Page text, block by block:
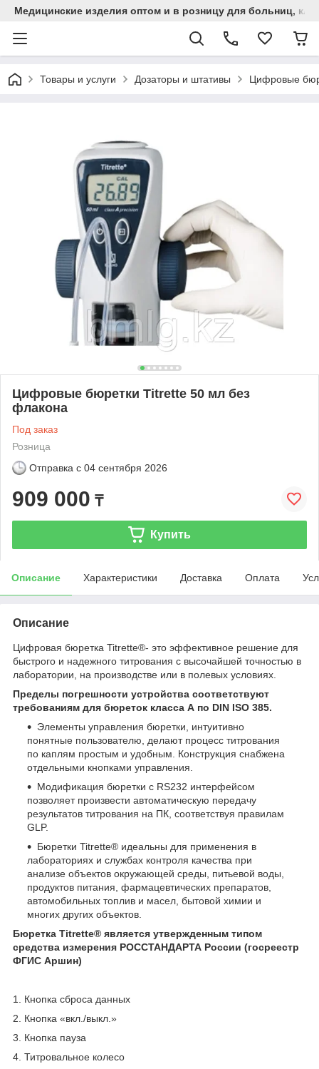
Медицинские изделия оптом и в розницу для больниц,
Товары и услуги Дозаторы и штативы Цифровые
Цифровые бюретки Titrette 50 мл без
флакона
Под заказ
Розница
Отправка с 04 сентября 2026
909 000 ₸
Купить
Описание Характеристики Доставка Оплата
Описание
Цифровая бюретка Titrette®- это эффективное решение для
быстрого и надежного титрования с высочайшей точностью в
лаборатории, на производстве или в полевых условиях.
Пределы погрешности устройства соответствуют
требованиям для бюреток класса А по DIN ISO 385.
Элементы управления бюретки, интуитивно
понятные пользователю, делают процесс титрования
по каплям простым и удобным. Конструкция снабжена
отдельными кнопками управления.
Модификация бюретки с RS232 интерфейсом
позволяет произвести автоматическую передачу
результатов титрования на ПК, соответствуя правилам
GLP.
Бюретки Titrette® идеальны для применения в
лабораториях и службах контроля качества при
анализе объектов окружающей среды, питьевой воды,
продуктов питания, фармацевтических препаратов,
автомобильных топлив и масел, бытовой химии и
многих других объектов.
Бюретка Titrette® является утвержденным типом
средства измерения РОССТАНДАРТА России (госреестр
ФГИС Аршин)
1. Кнопка сброса данных
2. Кнопка «вкл./выкл.»
3. Кнопка пауза
4. Титровальное колесо